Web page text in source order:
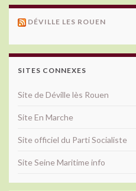
DÉVILLE LES ROUEN
SITES CONNEXES
Site de Déville lès Rouen
Site En Marche
Site officiel du Parti Socialiste
Site Seine Maritime info